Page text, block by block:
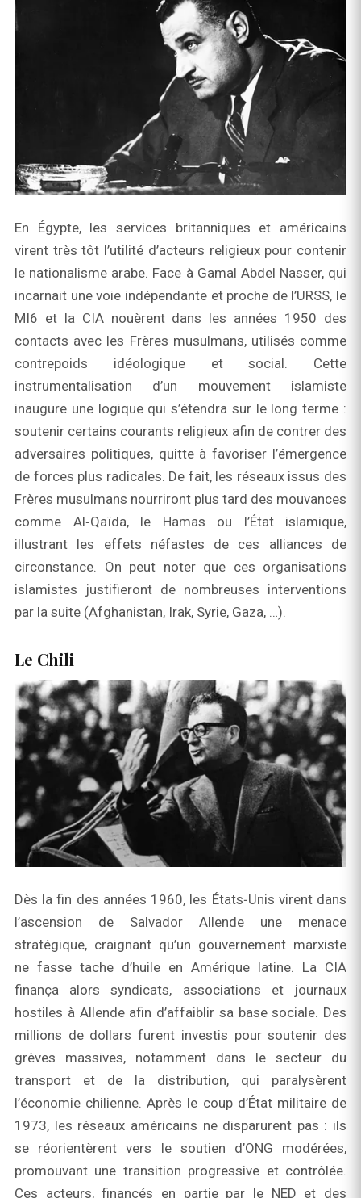
En Égypte, les services britanniques et américains
virent très tôt l’utilité d’acteurs religieux pour contenir
le nationalisme arabe. Face à Gamal Abdel Nasser, qui
incarnait une voie indépendante et proche de l’URSS, le
MI6 et la CIA nouèrent dans les années 1950 des
contacts avec les Frères musulmans, utilisés comme
contrepoids idéologique et social. Cette
instrumentalisation d’un mouvement islamiste
inaugure une logique qui s’étendra sur le long terme :
soutenir certains courants religieux afin de contrer des
adversaires politiques, quitte à favoriser l’émergence
de forces plus radicales. De fait, les réseaux issus des
Frères musulmans nourriront plus tard des mouvances
comme Al‑Qaïda, le Hamas ou l’État islamique,
illustrant les effets néfastes de ces alliances de
circonstance. On peut noter que ces organisations
islamistes justifieront de nombreuses interventions
par la suite (Afghanistan, Irak, Syrie, Gaza, …).
Le Chili
Dès la fin des années 1960, les États‑Unis virent dans
l’ascension de Salvador Allende une menace
stratégique, craignant qu’un gouvernement marxiste
ne fasse tache d’huile en Amérique latine. La CIA
finança alors syndicats, associations et journaux
hostiles à Allende afin d’affaiblir sa base sociale. Des
millions de dollars furent investis pour soutenir des
grèves massives, notamment dans le secteur du
transport et de la distribution, qui paralysèrent
l’économie chilienne. Après le coup d’État militaire de
1973, les réseaux américains ne disparurent pas : ils
se réorientèrent vers le soutien d’ONG modérées,
promouvant une transition progressive et contrôlée.
Ces acteurs, financés en partie par le NED et des